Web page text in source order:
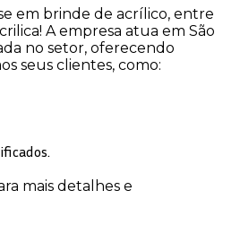
em brinde de acrílico, entre
A empresa atua em São
no setor, oferecendo
seus clientes, como:
mais detalhes e